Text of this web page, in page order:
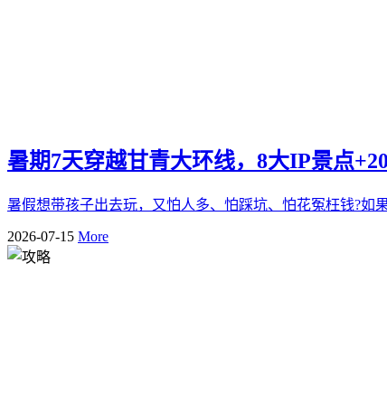
暑期7天穿越甘青大环线，8大IP景点
暑假想带孩子出去玩，又怕人多、怕踩坑、怕花冤枉钱?
2026-07-15 More